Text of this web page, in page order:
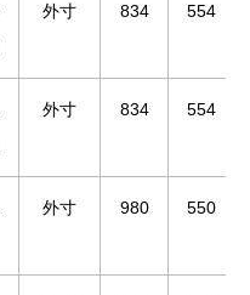
外寸 834 554
外寸 834 554
外寸 980 550